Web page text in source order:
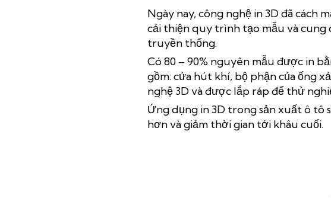
Ngày nay, công nghệ in 3D đã cách
cải thiện quy trình tạo mẫu và cung
truyền thống.
Có 80 – 90% nguyên mẫu được in
gồm: cửa hút khí, bộ phận của ống
nghệ 3D và được lắp ráp để thử
Ứng dụng in 3D trong sản xuất ô tô
hơn và giảm thời gian tới khâu cuối.